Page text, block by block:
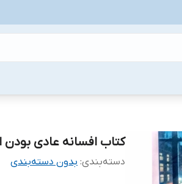
کتاب افسانه عادی بودن
دسته‌بندی: بدون دسته‌بندی